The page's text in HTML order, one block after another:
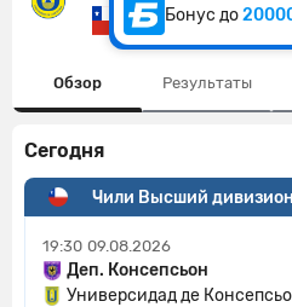
Бонус до
Чили
Обзор Результаты
Сегодня
Чили Высший дивизион
19:30 09.08.2026
Деп. Консепсьон
Универсидад де